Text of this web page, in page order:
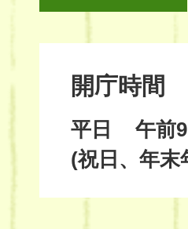
開庁時間
平日
午前
(祝日、年末